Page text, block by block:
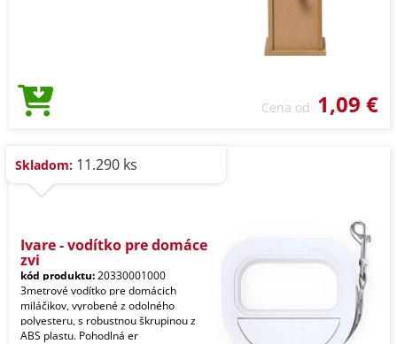
Cena od 1,09 €
Skladom: 11.290 ks
Ivare - vodítko pre domáce
zvi
kód produktu:20330001000
3metrové vodítko pre domácich
miláčikov, vyrobené z odolného
polyesteru, s robustnou škrupinou z
ABS plastu. Pohodlná er